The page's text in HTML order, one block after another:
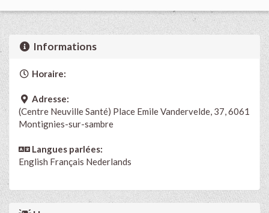
Informations
Horaire:
Adresse:
(Centre Neuville Santé) Place Emile Vandervelde, 37, 6061
Montignies-sur-sambre
Langues parlées:
English Français Nederlands